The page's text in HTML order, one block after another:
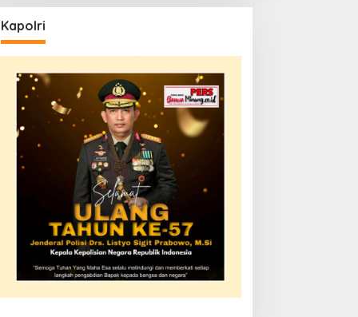
Kapolri